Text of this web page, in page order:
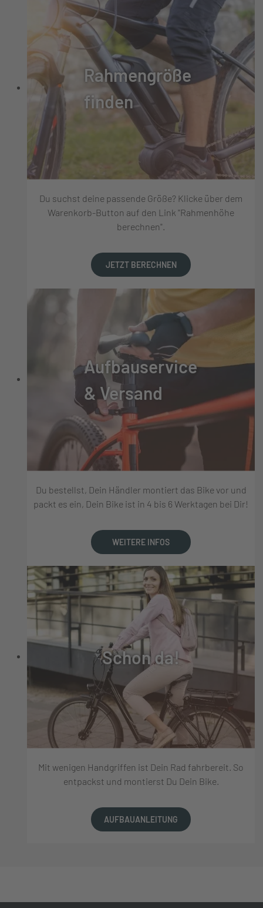
Rahmengröße
finden
Du suchst deine passende Größe? Klicke über dem
Warenkorb-Button auf den Link "Rahmenhöhe
berechnen".
JETZT BERECHNEN
Aufbauservice
& Versand
Du bestellst, Dein Händler montiert das Bike vor und
packt es ein, Dein Bike ist in 4 bis 6 Werktagen bei Dir!
WEITERE INFOS
Schon da!
Mit wenigen Handgriffen ist Dein Rad fahrbereit. So
entpackst und montierst Du Dein Bike.
AUFBAUANLEITUNG